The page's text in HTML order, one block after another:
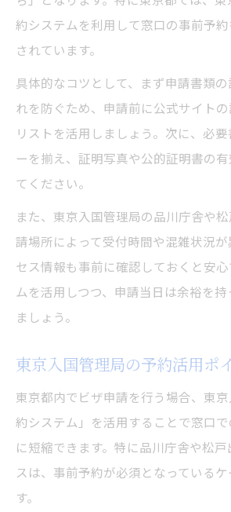
約システムを利用して窓口の事前予
されています。
具体的なコツとして、まず申請書類
れを防ぐため、申請前に公式サイト
リストを活用しましょう。次に、必
ーを揃え、証明写真や公的証明書の
てください。
また、東京入国管理局の品川庁舎や
請場所によって受付時間や混雑状況
セス情報も事前に確認しておくと安
ムを活用しつつ、申請当日は余裕を
ましょう。
東京入国管理局の予約活用ポ
東京都内でビザ申請を行う場合、東
約システム」を活用することで窓口
に短縮できます。特に品川庁舎や松
スは、事前予約が必須となっている
す。